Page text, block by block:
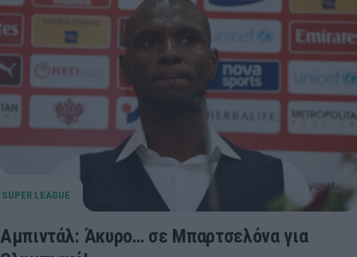
Αμπιντάλ: Άκυρο… σε Μπαρτσελόνα για